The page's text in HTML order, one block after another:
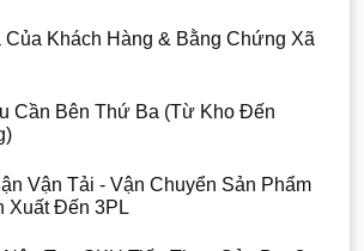
Khách Hàng & Bằng Chứng Xã
Cần Bên Thứ Ba (Từ Kho Đến
Vận Tải - Vận Chuyển Sản Phẩm
Xuất Đến 3PL